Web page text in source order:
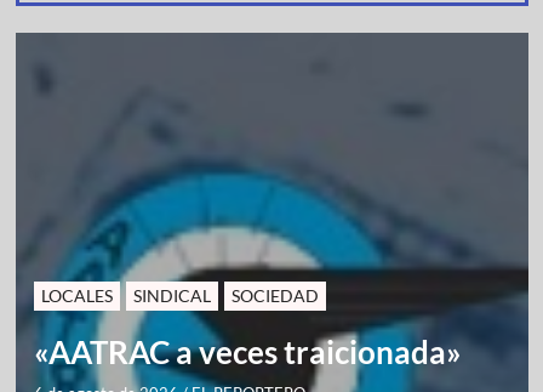
LOCALES SINDICAL SOCIEDAD
«AATRAC a veces traicionada»